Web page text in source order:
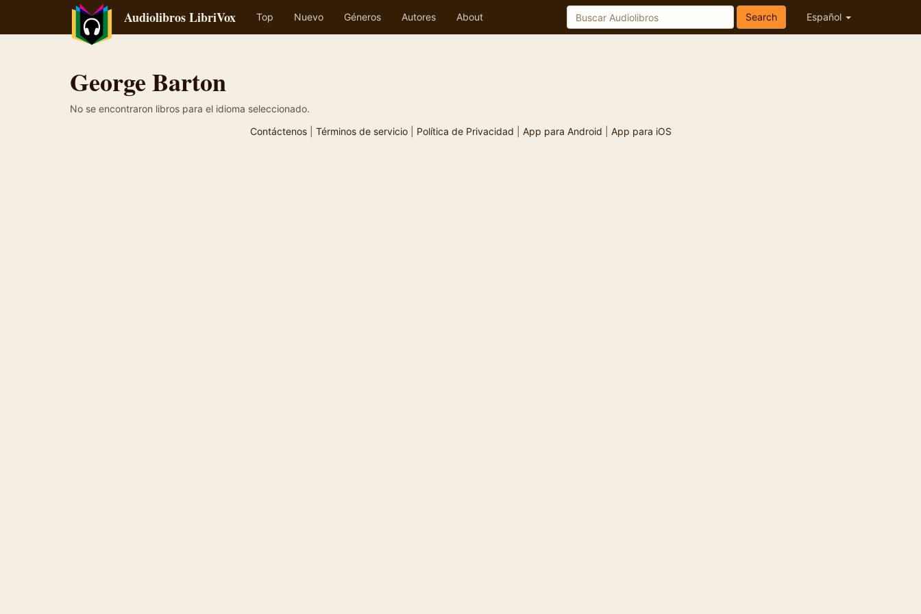
Audiolibros LibriVox Top Nuevo Géneros Autores About Español
Search
George Barton
No se encontraron libros para el idioma seleccionado.
Contáctenos| Términos de servicio| Política de Privacidad App para Android App para iOS